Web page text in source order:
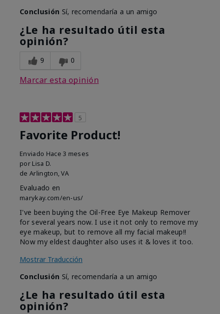
Conclusión Sí, recomendaría a un amigo
¿Le ha resultado útil esta
opinión?
9 0
Marcar esta opinión
5
Favorite Product!
Enviado Hace 3 meses
por Lisa D.
de Arlington, VA
Evaluado en
marykay.com/en-us/
I've been buying the Oil-Free Eye Makeup Remover
for several years now. I use it not only to remove my
eye makeup, but to remove all my facial makeup!!
Now my eldest daughter also uses it & loves it too.
Mostrar Traducción
Conclusión Sí, recomendaría a un amigo
¿Le ha resultado útil esta
opinión?